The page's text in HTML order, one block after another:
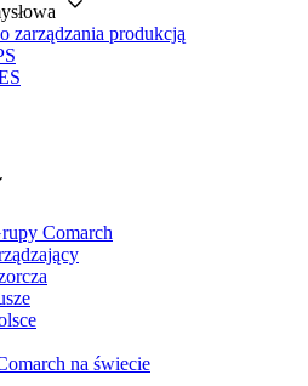
zarządzania produkcją
Comarch
na świecie